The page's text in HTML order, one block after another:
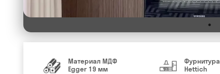
Материал МДФ
Egger 19 мм
Фурнитура
Hettich